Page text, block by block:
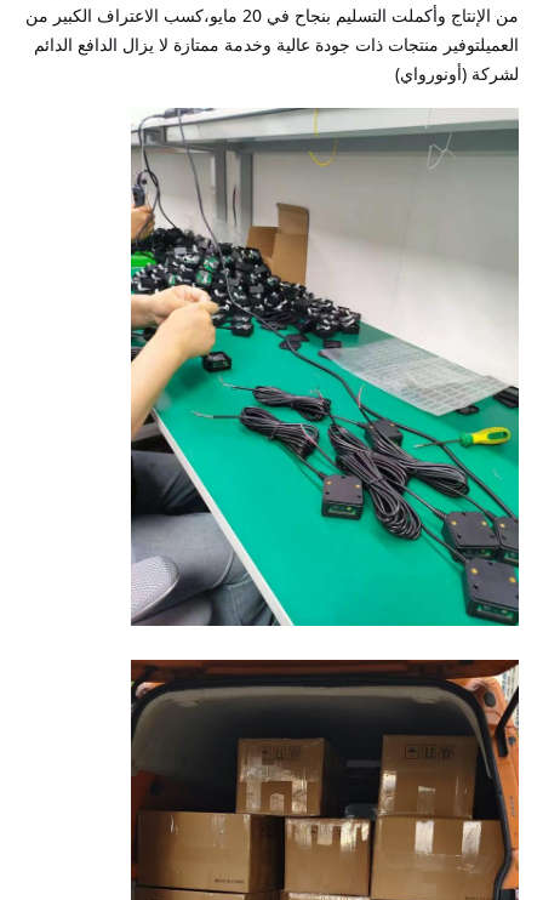
من الإنتاج وأكملت التسليم بنجاح في 20 مايو،كسب الاعتراف الكبير من
العميلتوفير منتجات ذات جودة عالية وخدمة ممتازة لا يزال الدافع الدائم
لشركة (أونورواي)